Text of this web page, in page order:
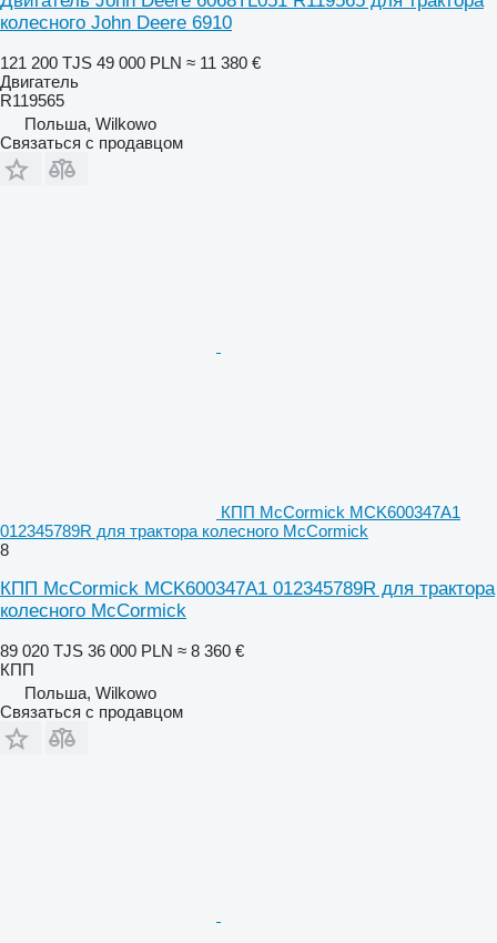
колесного John Deere 6910
121 200 TJS 49 000 PLN ≈ 11 380 €
Двигатель
R119565
Польша, Wilkowo
Связаться с продавцом
КПП McCormick MCK600347A1
012345789R для трактора колесного McCormick
8
КПП McCormick MCK600347A1 012345789R для трактора
колесного McCormick
89 020 TJS 36 000 PLN ≈ 8 360 €
КПП
Польша, Wilkowo
Связаться с продавцом